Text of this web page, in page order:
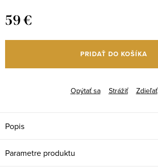
59 €
cena:
PRIDAŤ DO KOŠÍKA
Opýtať sa Strážiť Zdieľať
Popis
Parametre produktu